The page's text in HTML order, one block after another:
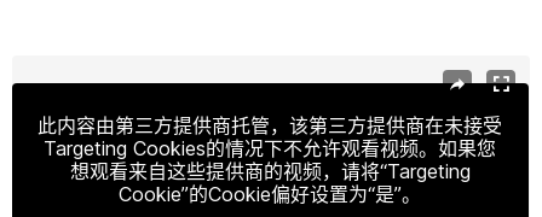
此内容由第三方提供商托管，该第三方提供商在未接受
Targeting Cookies的情况下不允许观看视频。如果您
想观看来自这些提供商的视频，请将“Targeting
Cookie”的Cookie偏好设置为“是”。